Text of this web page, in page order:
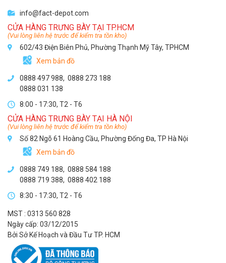
info@fact-depot.com
CỬA HÀNG TRƯNG BÀY TẠI TP.HCM
(Vui lòng liên hệ trước để kiểm tra tồn kho)
602/43 Điện Biên Phủ, Phường Thạnh Mỹ Tây, TPHCM
Xem bản đồ
0888 497 988, 0888 273 188
0888 031 138
8:00 - 17:30, T2 - T6
CỬA HÀNG TRƯNG BÀY TẠI HÀ NỘI
(Vui lòng liên hệ trước để kiểm tra tồn kho)
Số 82 Ngõ 61 Hoàng Cầu, Phường Đống Đa, TP Hà Nội
Xem bản đồ
0888 749 188, 0888 584 188
0888 719 388, 0888 402 188
8:30 - 17:30, T2 - T6
MST : 0313 560 828
Ngày cấp: 03/12/2015
Bởi Sở Kế Hoạch và Đầu Tư TP. HCM